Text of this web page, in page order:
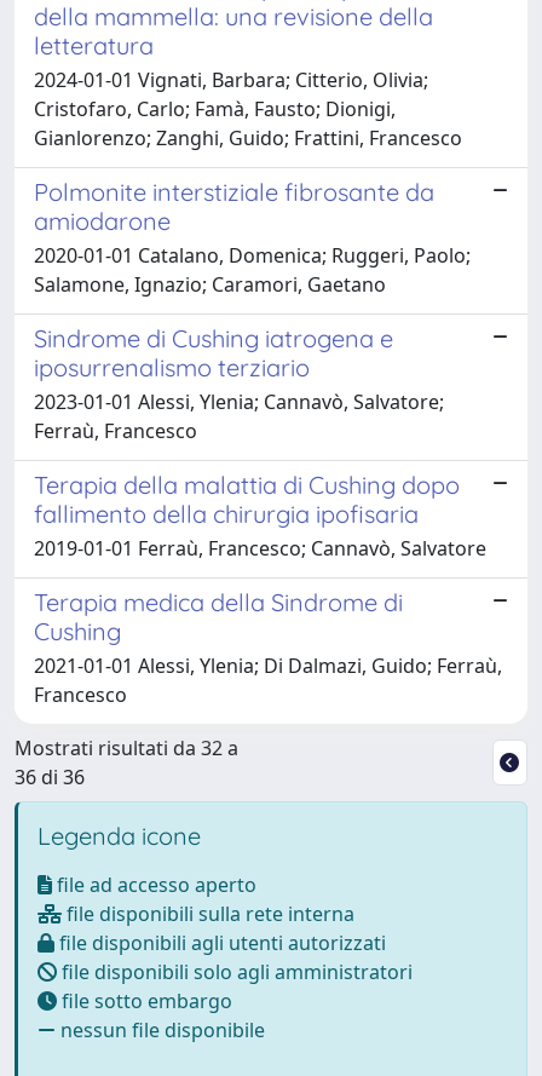
della mammella: una revisione della
letteratura
2024-01-01 Vignati, Barbara; Citterio, Olivia;
Cristofaro, Carlo; Famà, Fausto; Dionigi,
Gianlorenzo; Zanghi, Guido; Frattini, Francesco
Polmonite interstiziale fibrosante da
amiodarone
2020-01-01 Catalano, Domenica; Ruggeri, Paolo;
Salamone, Ignazio; Caramori, Gaetano
Sindrome di Cushing iatrogena e
iposurrenalismo terziario
2023-01-01 Alessi, Ylenia; Cannavò, Salvatore;
Ferraù, Francesco
Terapia della malattia di Cushing dopo
fallimento della chirurgia ipofisaria
2019-01-01 Ferraù, Francesco; Cannavò, Salvatore
Terapia medica della Sindrome di
Cushing
2021-01-01 Alessi, Ylenia; Di Dalmazi, Guido; Ferraù,
Francesco
Mostrati risultati da 32 a
36 di 36
Legenda icone
file ad accesso aperto
file disponibili sulla rete interna
file disponibili agli utenti autorizzati
file disponibili solo agli amministratori
file sotto embargo
nessun file disponibile